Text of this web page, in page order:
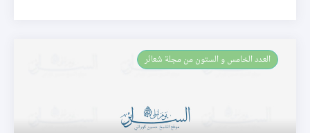
العـدد الخامس و الستون من مجلة شعائر